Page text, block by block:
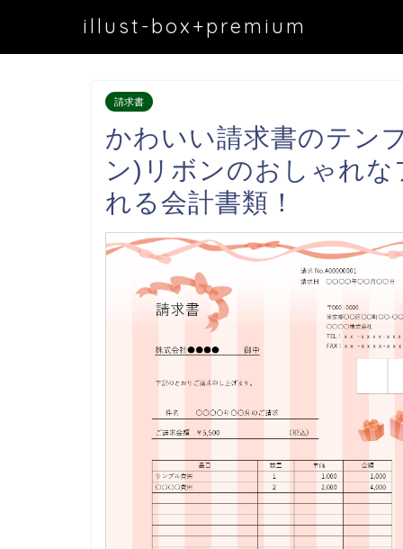
illust-box+premium
請求書
かわいい請求書のテン
ン)リボンのおしゃれ
れる会計書類！